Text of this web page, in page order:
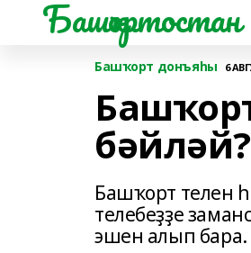
Башҡортостан
Башҡорт донъяһы 6
бәйләй?
Башҡорт телен
телебеҙҙе
эшен алып бара.